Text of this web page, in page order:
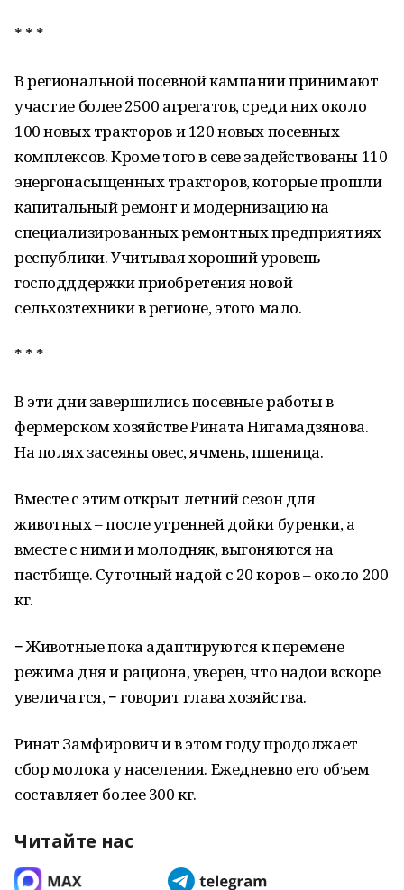
* * *
В региональной посевной кампании принимают
участие более 2500 агрегатов, среди них около
100 новых тракторов и 120 новых посевных
комплексов. Кроме того в севе задействованы 110
энергонасыщенных тракторов, которые прошли
капитальный ремонт и модернизацию на
специализированных ремонтных предприятиях
республики. Учитывая хороший уровень
господддержки приобретения новой
сельхозтехники в регионе, этого мало.
* * *
В эти дни завершились посевные работы в
фермерском хозяйстве Рината Нигамадзянова.
На полях засеяны овес, ячмень, пшеница.
Вместе с этим открыт летний сезон для
животных – после утренней дойки буренки, а
вместе с ними и молодняк, выгоняются на
пастбище. Суточный надой с 20 коров – около 200
кг.
− Животные пока адаптируются к перемене
режима дня и рациона, уверен, что надои вскоре
увеличатся, − говорит глава хозяйства.
Ринат Замфирович и в этом году продолжает
сбор молока у населения. Ежедневно его объем
составляет более 300 кг.
Читайте нас